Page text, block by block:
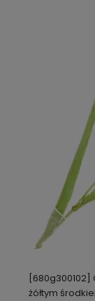
żółtym